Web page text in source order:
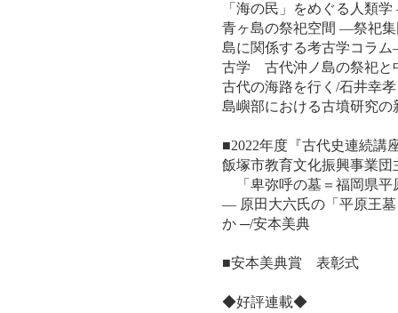
「海の民」をめぐる人類
青ヶ島の祭祀空間 ―祭祀
島に関係する考古学コラ
古学 古代沖ノ島の祭祀
古代の海路を行く/石井幸孝
島嶼部における古墳研究
■2022年度『古代史連続講
飯塚市教育文化振興事業団
「卑弥呼の墓＝福岡県
― 原田大六氏の「平原王
か ─/安本美典
■安本美典賞 表彰式
◆好評連載◆